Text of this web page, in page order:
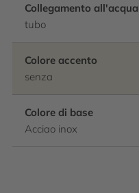
Collegamento all'acqua
tubo
Colore accento
senza
Colore di base
Acciao inox